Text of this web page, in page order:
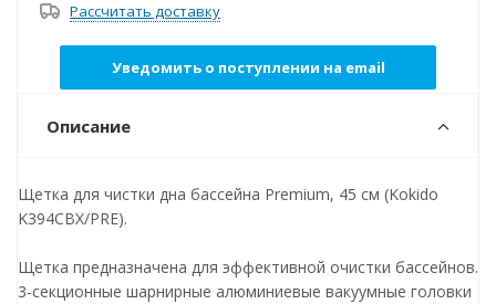
Рассчитать доставку
Уведомить о поступлении на email
Описание
Щетка для чистки дна бассейна Premium, 45 см (Kokido
K394CBX/PRE).
Щетка предназначена для эффективной очистки бассейнов.
3-секционные шарнирные алюминиевые вакуумные головки